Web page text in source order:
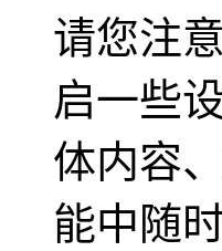
请您注
启一些
体内容
能中随